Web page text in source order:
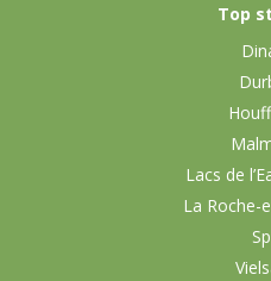
Top
Lacs de
La Roche-